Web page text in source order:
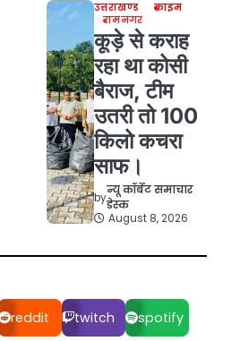
उत्तराखण्ड
क्राइम
रामनगर
कूड़े से कराह
रहा था कोसी
बैराज, टीम
उतरी तो 100
किलो कचरा
साफ।
by
न्यू कॉर्बेट समाचार
डेस्क
August 8, 2026
reddit twitch spotify